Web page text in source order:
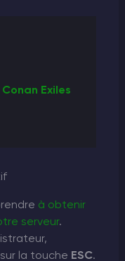
Exiles
à obtenir
serveur.
la touche ESC.